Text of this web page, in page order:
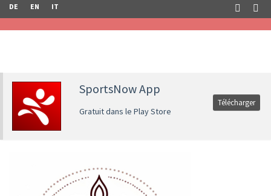
DE EN IT
SportsNow App
Gratuit dans le Play Store
Télécharger